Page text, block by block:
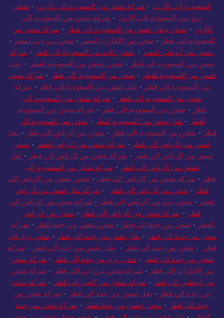
السعودية إلى الأردن - شركة شحن من السعودية الى الاردن - شحن
بري من السعودية الى الاردن - شركة شحن من السعودية الي
الأردن - شحن ونقل عفش من السعودية الي قطر - شركة شحن من
السعودية الي قطر - شحن من الامارات لمصر - شحن من دبي لمصر -
شحن من أبوظبي لمصر - شحن اثاث من السعودية الى قطر - شركة
شحن من السعودية الى قطر - شحن عفش من السعودية لقطر - نقل
عفش من السعودية لقطر - شحن من السعودية الى قطر - شركة شحن
من السعودية الي قطر - نقل عفش من السعودية الي قطر - شركة
شحن من السعودية الي قطر - شركة شحن من السعودية الى
قطر - شحن من السعودية الي قطر - شركة شحن من السعودية
لقطر - نقل عفش من السعودية لقطر - شحن من السعودية الى
قطر - شحن من السعودية الي قطر - شحن من الرياض الي قطر - نقل
عفش من الرياض الي قطر - شركة شحن من الرياض لقطر - شحن
عفش من الرياض الي قطر - شركة شحن من الرياض الي قطر - نقل
عفش من الرياض الي قطر - شركة شحن من السعودية إلى
قطر - شركة شحن من الرياض الي قطر - شحن عفش من الرياض الي
قطر - شحن من الرياض الي قطر - شركة نقل عفش من الرياض
لقطر - شحن بري من الرياض الي قطر - شركة شحن من الرياض الي
قطر - شركة شحن من الرياض إلى قطر - شحن من الرياض
لقطر - شحن من جدة الي قطر - شحن عفش من جدة لقطر - شركة
شحن من جدة الي قطر - نقل عفش من جدة الي قطر - شحن بري الى
قطر
- شحن من جدة الي قطر - نقل عفش من جدة الي قطر - شركة
شحن من جدة الي قطر - شحن بري من جدة الي قطر - شركة شحن
من الامارات الى قطر - شركة شحن من دبي الى قطر - شركة شحن
من أبوظبي الى قطر - شركة شحن من العين الى قطر - شركة شحن
من جدة الي قطر - نقل عفش من جدة الي قطر - شركة شحن من
جدة الي قطر - شحن عفش من جدة لقطر - شركة شحن من جدة